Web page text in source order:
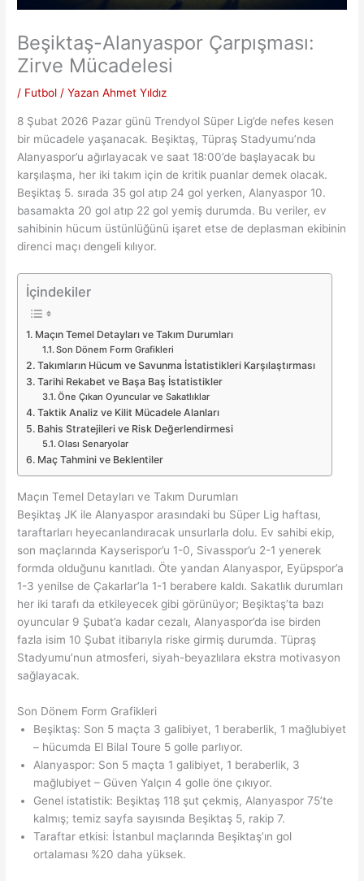
Beşiktaş-Alanyaspor Çarpışması:
Zirve Mücadelesi
/ Futbol / Yazan Ahmet Yıldız
8 Şubat 2026 Pazar günü Trendyol Süper Lig’de nefes kesen
bir mücadele yaşanacak. Beşiktaş, Tüpraş Stadyumu’nda
Alanyaspor’u ağırlayacak ve saat 18:00’de başlayacak bu
karşılaşma, her iki takım için de kritik puanlar demek olacak.
Beşiktaş 5. sırada 35 gol atıp 24 gol yerken, Alanyaspor 10.
basamakta 20 gol atıp 22 gol yemiş durumda. Bu veriler, ev
sahibinin hücum üstünlüğünü işaret etse de deplasman ekibinin
direnci maçı dengeli kılıyor.
İçindekiler
Maçın Temel Detayları ve Takım Durumları
Son Dönem Form Grafikleri
Takımların Hücum ve Savunma İstatistikleri Karşılaştırması
Tarihi Rekabet ve Başa Baş İstatistikler
Öne Çıkan Oyuncular ve Sakatlıklar
Taktik Analiz ve Kilit Mücadele Alanları
Bahis Stratejileri ve Risk Değerlendirmesi
Olası Senaryolar
Maç Tahmini ve Beklentiler
Maçın Temel Detayları ve Takım Durumları
Beşiktaş JK ile Alanyaspor arasındaki bu Süper Lig haftası,
taraftarları heyecanlandıracak unsurlarla dolu. Ev sahibi ekip,
son maçlarında Kayserispor’u 1-0, Sivasspor’u 2-1 yenerek
formda olduğunu kanıtladı. Öte yandan Alanyaspor, Eyüpspor’a
1-3 yenilse de Çakarlar’la 1-1 berabere kaldı. Sakatlık durumları
her iki tarafı da etkileyecek gibi görünüyor; Beşiktaş’ta bazı
oyuncular 9 Şubat’a kadar cezalı, Alanyaspor’da ise birden
fazla isim 10 Şubat itibarıyla riske girmiş durumda. Tüpraş
Stadyumu’nun atmosferi, siyah-beyazlılara ekstra motivasyon
sağlayacak.
Son Dönem Form Grafikleri
Beşiktaş: Son 5 maçta 3 galibiyet, 1 beraberlik, 1 mağlubiyet
– hücumda El Bilal Toure 5 golle parlıyor.
Alanyaspor: Son 5 maçta 1 galibiyet, 1 beraberlik, 3
mağlubiyet – Güven Yalçın 4 golle öne çıkıyor.
Genel istatistik: Beşiktaş 118 şut çekmiş, Alanyaspor 75’te
kalmış; temiz sayfa sayısında Beşiktaş 5, rakip 7.
Taraftar etkisi: İstanbul maçlarında Beşiktaş’ın gol
ortalaması %20 daha yüksek.